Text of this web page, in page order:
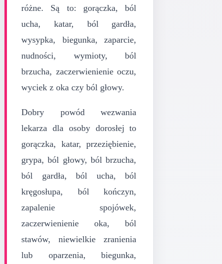
różne. Są to: gorączka, ból
ucha, katar, ból gardła,
wysypka, biegunka, zaparcie,
nudności, wymioty, ból
brzucha, zaczerwienienie oczu,
wyciek z oka czy ból głowy.
Dobry powód wezwania
lekarza dla osoby dorosłej to
gorączka, katar, przeziębienie,
grypa, ból głowy, ból brzucha,
ból gardła, ból ucha, ból
kręgosłupa, ból kończyn,
zapalenie spojówek,
zaczerwienienie oka, ból
stawów, niewielkie zranienia
lub oparzenia, biegunka,